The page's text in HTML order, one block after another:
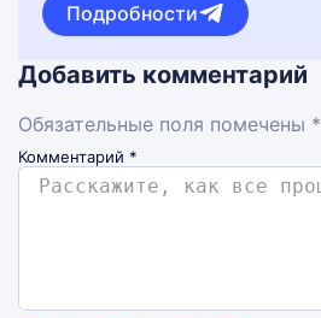
Подробности
Добавить комментарий
Обязательные поля помечены *
Комментарий *